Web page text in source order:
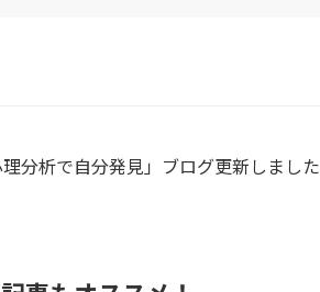
理分析で自分発見」ブログ更新しました